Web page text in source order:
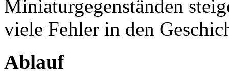
Miniaturgegenständen
viele Fehler in den
Ablauf